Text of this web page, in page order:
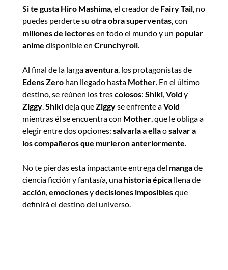
Si te gusta Hiro Mashima, el creador de Fairy Tail, no
puedes perderte su otra obra superventas, con
millones de lectoresen todo el mundo y un popular
anime disponible en Crunchyroll.
Al final de la largaaventura, los protagonistas de
Edens Zero han llegado hasta Mother. En el último
destino, se reúnen los trescolosos: Shiki,Void y
Ziggy.Shikideja queZiggyse enfrente aVoid
mientras él se encuentra con Mother, que le obliga a
elegir entre dos opciones: salvarla a ellaosalvar a
los compañeros que murieron anteriormente.
No te pierdas esta impactante entrega del mangade
ciencia ficción y fantasía, una historia épica llena de
acción,emocionesydecisiones imposiblesque
definirá el destino del universo.